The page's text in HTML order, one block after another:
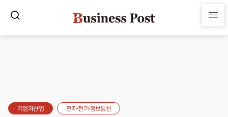
기업과산업 전자·전기·정보통신